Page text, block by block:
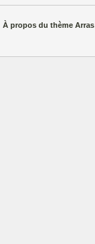
À propos du thème Arras